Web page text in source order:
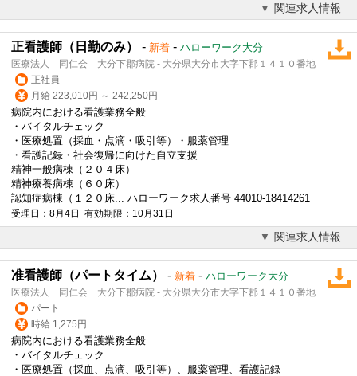
関連求人情報
正看護師（日勤のみ） - 新着 - ハローワーク大分
医療法人 同仁会 大分下郡病院 - 大分県大分市大字下郡１４１０番地
正社員
月給 223,010円 ～ 242,250円
病院内における看護業務全般
・バイタルチェック
・医療処置（採血・点滴・吸引等）・服薬管理
・看護記録・社会復帰に向けた自立支援
精神一般病棟（２０４床）
精神療養病棟（６０床）
認知症病棟（１２０床... ハローワーク求人番号 44010-18414261
受理日：8月4日 有効期限：10月31日
関連求人情報
准看護師（パートタイム） - 新着 - ハローワーク大分
医療法人 同仁会 大分下郡病院 - 大分県大分市大字下郡１４１０番地
パート
時給 1,275円
病院内における看護業務全般
・バイタルチェック
・医療処置（採血、点滴、吸引等）、服薬管理、看護記録